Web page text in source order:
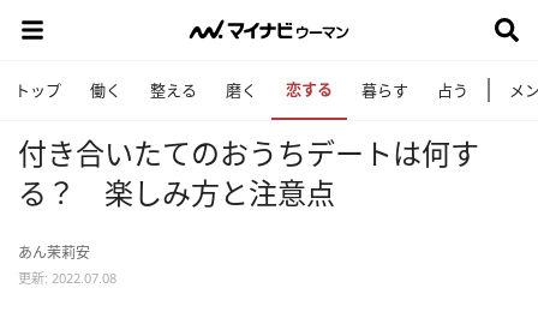
トップ 働く 整える 磨く 恋する 暮らす 占う メ
付き合いたてのおうちデートは何す
る？ 楽しみ方と注意点
あん茉莉安
更新: 2022.07.08